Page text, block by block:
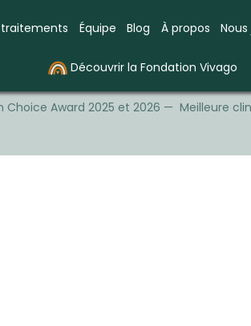
Équipe Blog À propos
Découvrir la Fondation Vivago
Choice Award 2025 et 2026 — Meilleure